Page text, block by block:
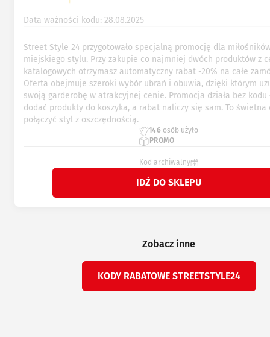
Data ważności kodu: 28.08.2025
146 osób użyło
PROMO
Kod archiwalny
IDŹ DO SKLEPU
Street Style 24 przygotowało specjalną promocję dla
miejskiego stylu. Przy zakupie co najmniej dwóch produktów z
katalogowych otrzymasz automatyczny rabat -20% na całe
Oferta obejmuje szeroki wybór ubrań i obuwia, dzięki którym
swoją garderobę w atrakcyjnej cenie. Promocja działa bez kodu
dodać produkty do koszyka, a rabat naliczy się sam. To świetna
połączyć styl z oszczędnością.
Zobacz inne
KODY RABATOWE STREETSTYLE24